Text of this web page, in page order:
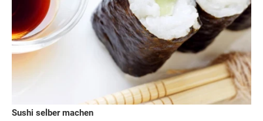
Sushi selber machen